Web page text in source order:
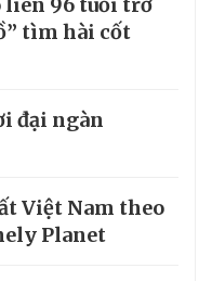
tìm hài cốt
đại ngàn
Việt Nam theo
Planet